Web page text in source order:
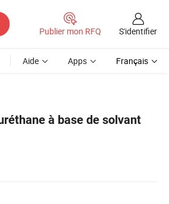
Publier mon RFQ S'identifier
Aide Apps Français
à base de solvant